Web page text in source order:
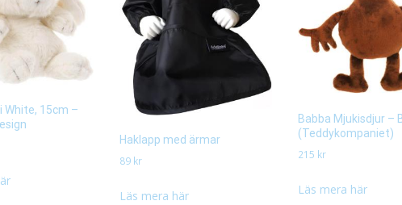
White, 15cm –
Haklapp med ärmar
89 kr
Läs mera här
Babba Mjukisdjur –
(Teddykompaniet)
215 kr
Läs mera här